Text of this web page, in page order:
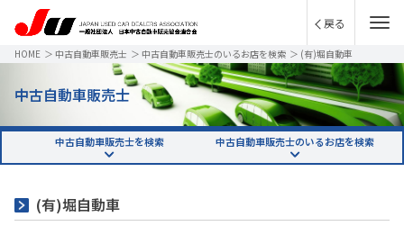
戻る
HOME ＞ 中古自動車販売士 ＞ 中古自動車販売士のいるお店を検索 ＞ (有)堀自動車
中古自動車販売士
中古自動車販売士を検索 中古自動車販売士のいるお店を検索
(有)堀自動車